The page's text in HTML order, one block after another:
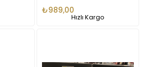
₺989,00
Hızlı Kargo